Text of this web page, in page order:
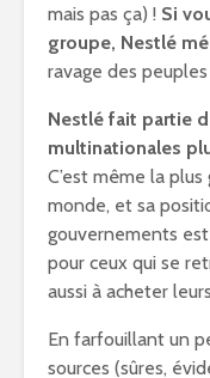
mais pas ça) ! Si
groupe, Nestlé
ravage des
Nestlé fait partie
multinationales
C’est même la
monde, et sa
gouvernements
pour ceux qui se
aussi à acheter
En farfouillant un
sources (sûres,